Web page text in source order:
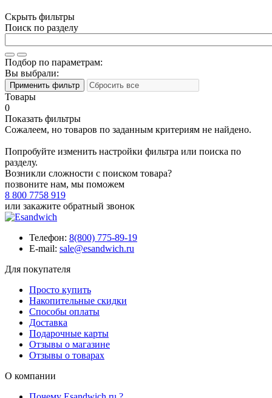
Скрыть фильтры
Поиск по разделу
Подбор по параметрам:
Вы выбрали:
Товары
0
Показать фильтры
Сожалеем, но товаров по заданным критериям не найдено.
Попробуйте изменить настройки фильтра или поиска по
разделу.
Возникли сложности с поиском товара?
позвоните нам, мы поможем
8 800 7758 919
или закажите обратный звонок
Телефон: 8(800) 775-89-19
E-mail: sale@esandwich.ru
Для покупателя
Просто купить
Накопительные скидки
Способы оплаты
Доставка
Подарочные карты
Отзывы о магазине
Отзывы о товарах
О компании